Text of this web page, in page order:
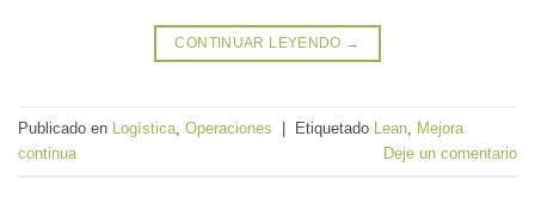
CONTINUAR LEYENDO →
Publicado en Logística Operaciones Etiquetado Lean
Mejora
continua
Deje un comentario